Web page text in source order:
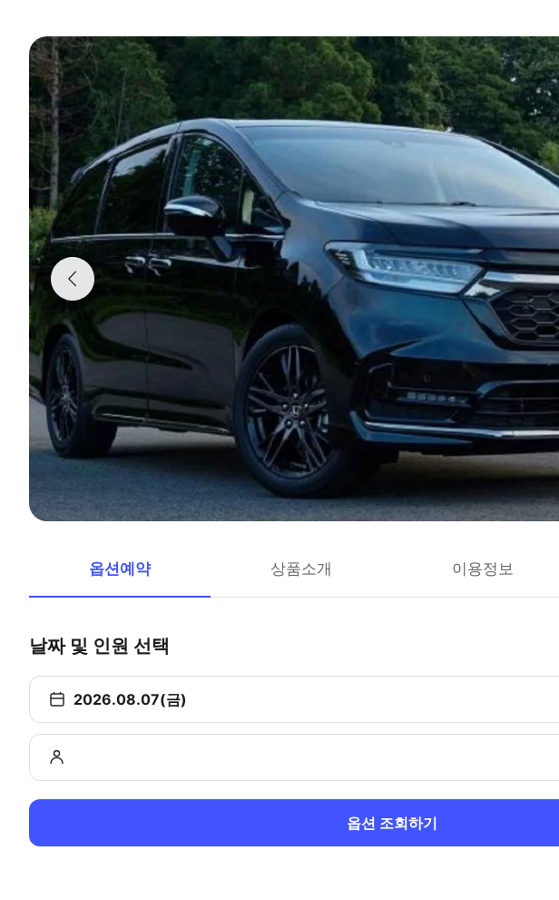
옵션예약 상품소개 이용정보
날짜 및 인원 선택
2026.08.07(금)
옵션 조회하기